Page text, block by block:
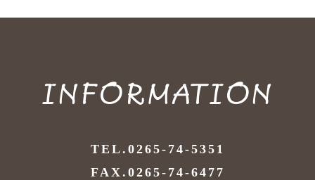
INFORMATION
TEL.0265-74-5351
FAX.0265-74-6477